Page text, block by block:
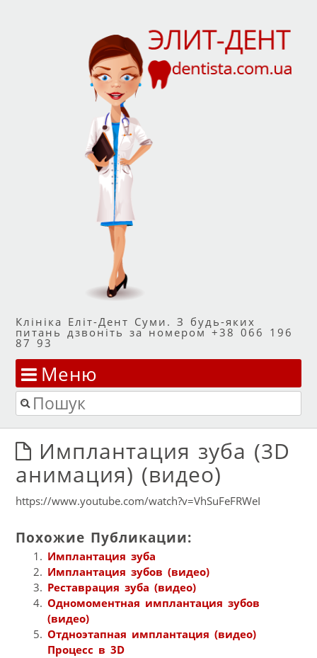
Клініка Еліт-Дент Суми. З будь-яких
питань дзвоніть за номером +38 066 196
87 93
Меню
Перейти до змісту
Пошук
Имплантация зуба (3D
анимация) (видео)
https://www.youtube.com/watch?v=VhSuFeFRWeI
Похожие Публикации:
Имплантация зуба
Имплантация зубов (видео)
Реставрация зуба (видео)
Одномоментная имплантация зубов
(видео)
Отдноэтапная имплантация (видео)
Процесс в 3D